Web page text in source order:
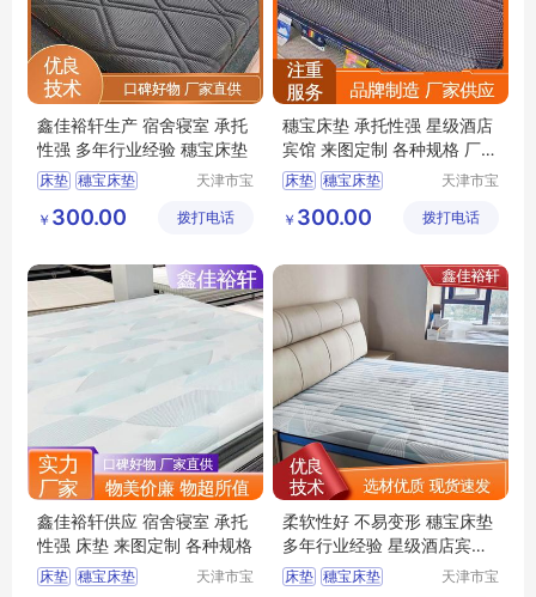
鑫佳裕轩生产 宿舍寝室 承托
性强 多年行业经验 穗宝床垫
床垫 穗宝床垫
天津床垫
天津市宝
裕轩床垫
￥ 300.00 拨打电话
穗宝床垫 承托性强 星级酒店
宾馆 来图定制 各种规格 厂家
供应
床垫 穗宝床垫
异形尺寸折叠棕垫
天津市宝
裕轩床垫
￥ 300.00 拨打电话
鑫佳裕轩供应 宿舍寝室 承托
性强 床垫 来图定制 各种规格
床垫 穗宝床垫
天津市宝
柔软性好 不易变形 穗宝床垫
多年行业经验 星级酒店宾馆
厂家供应
床垫 穗宝床垫
天津市宝